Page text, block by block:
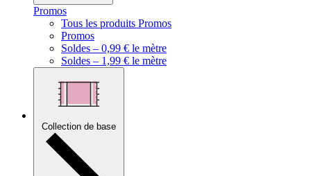
Promos
Tous les produits Promos
Promos
Soldes – 0,99 € le mètre
Soldes – 1,99 € le mètre
Collection de base